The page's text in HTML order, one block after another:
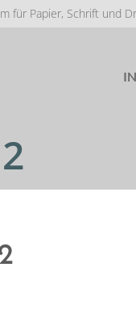
für Papier, Schrift und